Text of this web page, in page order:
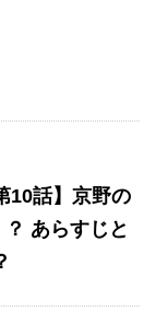
10話】京野の
あらすじと